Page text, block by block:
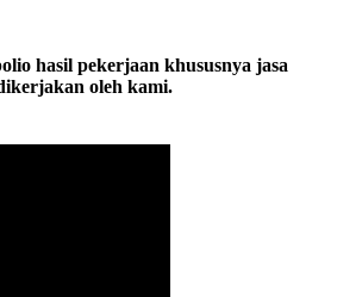
hasil pekerjaan khususnya jasa
oleh kami.